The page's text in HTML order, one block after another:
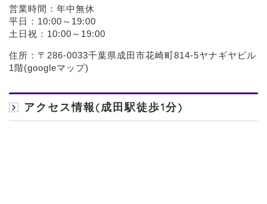
営業時間：年中無休
平日：10:00～19:00
土日祝：10:00～19:00
住所：〒286-0033千葉県成田市花崎町814-5ヤナギヤビル
1階(googleマップ)
アクセス情報(成田駅徒歩1分)